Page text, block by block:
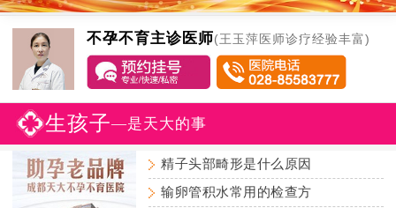
不孕不育主诊医师(王玉萍医师诊疗经验丰富)
生孩子—是天大的事
精子头部畸形是什么原因
输卵管积水常用的检查方